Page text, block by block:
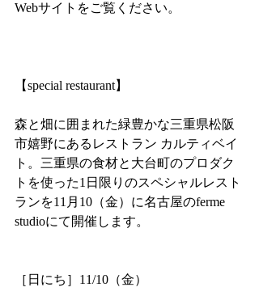
Webサイトをご覧ください。
【special restaurant】
森と畑に囲まれた緑豊かな三重県松阪
市嬉野にあるレストラン カルティベイ
ト。三重県の食材と大台町のプロダク
トを使った1日限りのスペシャルレスト
ランを11月10（金）に名古屋のferme
studioにて開催します。
［日にち］11/10（金）